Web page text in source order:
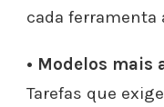
cada ferramenta
• Modelos mais
Tarefas que